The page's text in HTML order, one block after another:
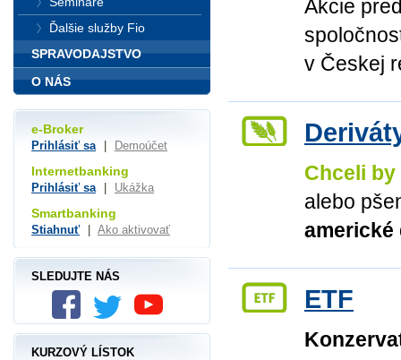
Akcie
v Českej
Chceli
alebo
americké
ETF
Ďalšie služby Fio
SPRAVODAJSTVO
O NÁS
e-Broker
Prihlásiť sa Demoúčet
Internetbanking
Prihlásiť sa Ukážka
Smartbanking
Stiahnuť Ako aktivovať
SLEDUJTE NÁS
KURZOVÝ LÍSTOK